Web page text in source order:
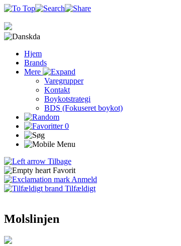
da
Hjem
Brands
Mere
Varegrupper
Kontakt
Boykotstrategi
BDS (Fokuseret boykot)
0
Tilbage
Favorit
Anmeld
Tilfældigt
Molslinjen